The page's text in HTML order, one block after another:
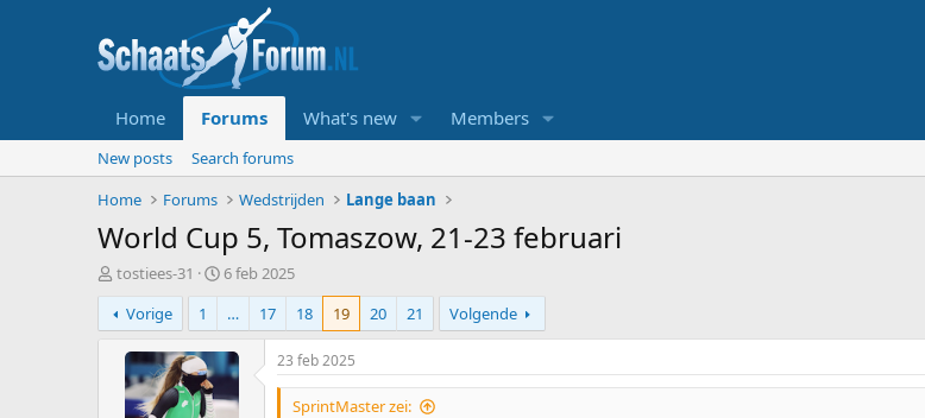
Home Forums What's new Members
New posts
Search forums
Home
Forums Wedstrijden Lange baan
World Cup 5, Tomaszow, 21-23 februari
T
o
p
i
tostiees-31
S
t
a
r
t
d
a
6 feb 2025
Vorige
1 … 17 18 19 20 21 Volgende
23 feb 2025
SprintMaster zei: